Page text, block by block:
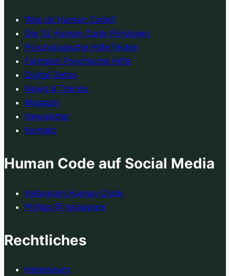
Was ist Human Code?
Die 10 Human Code Prinzipien
Psychologische Hilfe finden
Fahrplan Psychische Hilfe
Digital Detox
News & Trends
Magazin
Newsletter
Kontakt
Human Code auf Social Media
Instagram Human Code
Philipp @ Instagram
Rechtliches
Impressum